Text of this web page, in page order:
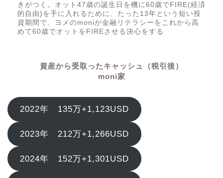
きがつく。オット47歳の誕生日を機に60歳でFIRE(経済
的自由)を手に入れるために、たった13年という短い投
資期間で、ヨメのmoniが金融リテラシーをこれから高
めて60歳でオットをFIREさせる決心をする
資産から受取ったキャッシュ（税引後）
moni家
2022年 135万+1,123USD
2023年 212万+1,266USD
2024年 152万+1,301USD